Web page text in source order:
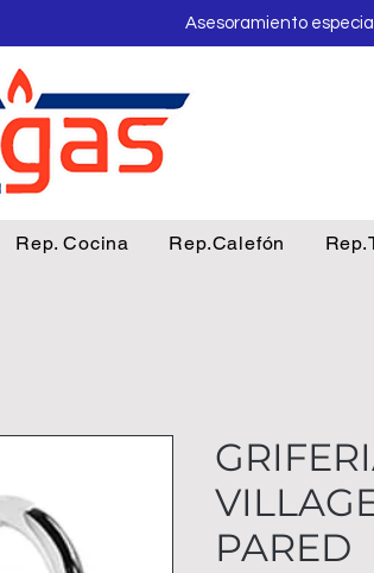
Rep. Cocina Rep.Calefón
Asesoramiento
PARED